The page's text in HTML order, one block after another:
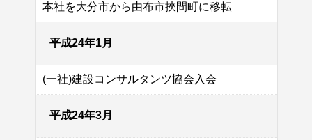
本社を大分市から由布市挾間町に移転
平成24年1月
(一社)建設コンサルタンツ協会入会
平成24年3月